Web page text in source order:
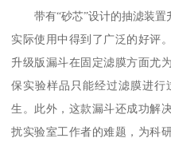
带有“砂芯”设计的抽滤装置
实际使用中得到了广泛的好评
升级版漏斗在固定滤膜方面尤
保实验样品只能经过滤膜进
生。此外，这款漏斗还成功解
扰实验室工作者的难题，为科